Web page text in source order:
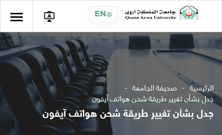
EN
الرئيسية صحيفة الجامعة
جدل بشأن تغيير طريقة شحن هواتف آيفون
جدل بشأن تغيير طريقة شحن هواتف آيفون